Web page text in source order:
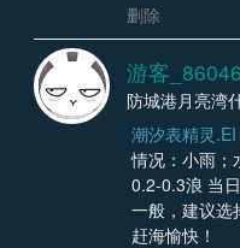
删除
游客_86046
防城港月亮湾
潮汐表精灵.EI
情况：小雨；
0.2-0.3浪 当
一般，建议选
赶海愉快！